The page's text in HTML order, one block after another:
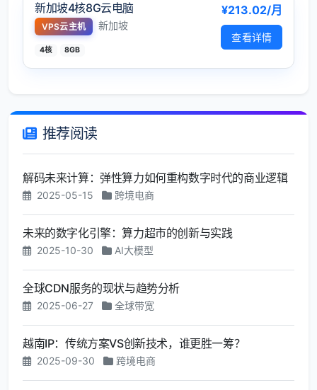
新加坡4核8G云电脑
VPS云主机 新加坡
4核 8GB
¥213.02/月
查看详情
推荐阅读
解码未来计算：弹性算力如何重构数字时代的商业逻辑
2025-05-15 跨境电商
未来的数字化引擎：算力超市的创新与实践
2025-10-30 AI大模型
全球CDN服务的现状与趋势分析
2025-06-27 全球带宽
越南IP：传统方案VS创新技术，谁更胜一筹？
2025-09-30 跨境电商